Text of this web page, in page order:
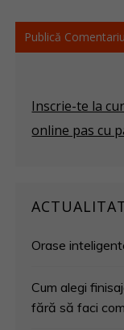
Inscrie-te la
online pas cu
Orase
Cum alegi
fără să faci